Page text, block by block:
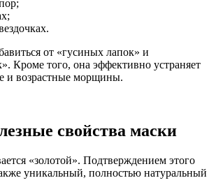
от «гусиных лапок» и
Кроме того, она эффективно устраняет
и возрастные морщины.
свойства маски
«золотой». Подтверждением этого
уникальный, полностью натуральный